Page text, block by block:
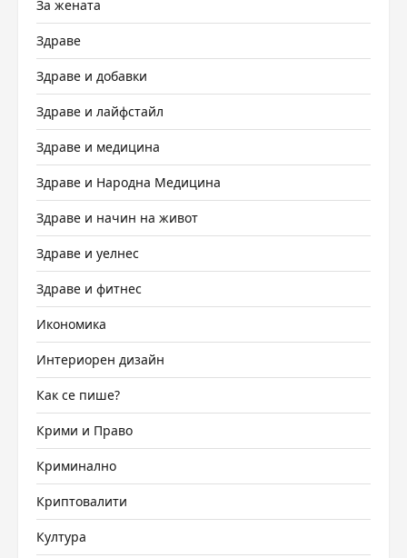
За жената
Здраве
Здраве и добавки
Здраве и лайфстайл
Здраве и медицина
Здраве и Народна Медицина
Здраве и начин на живот
Здраве и уелнес
Здраве и фитнес
Икономика
Интериорен дизайн
Как се пише?
Крими и Право
Криминално
Криптовалити
Култура